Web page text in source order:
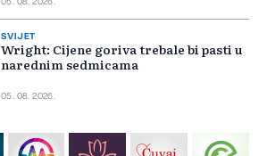
05. 08. 2026.
SVIJET
Wright: Cijene goriva trebale bi pasti u
narednim sedmicama
05. 08. 2026.